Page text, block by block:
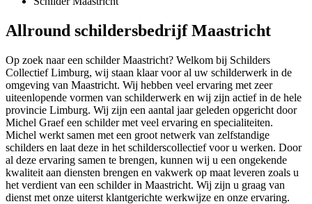
Allround schildersbedrijf Maastricht
Op zoek naar een schilder Maastricht? Welkom bij Schilders
Collectief Limburg, wij staan klaar voor al uw schilderwerk in de
omgeving van Maastricht. Wij hebben veel ervaring met zeer
uiteenlopende vormen van schilderwerk en wij zijn actief in de hele
provincie Limburg. Wij zijn een aantal jaar geleden opgericht door
Michel Graef een schilder met veel ervaring en specialiteiten.
Michel werkt samen met een groot netwerk van zelfstandige
schilders en laat deze in het schilderscollectief voor u werken. Door
al deze ervaring samen te brengen, kunnen wij u een ongekende
kwaliteit aan diensten brengen en vakwerk op maat leveren zoals u
het verdient van een schilder in Maastricht. Wij zijn u graag van
dienst met onze uiterst klantgerichte werkwijze en onze ervaring.